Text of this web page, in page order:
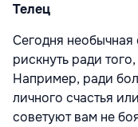
Телец
Сегодня необычная
рискнуть ради
Например, ради
личного счастья
советуют вам не